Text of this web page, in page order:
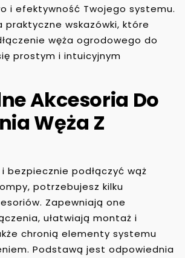
i efektywność Twojego systemu.
praktyczne wskazówki, które
węża ogrodowego do
prostym i intuicyjnym
Akcesoria Do
Węża Z
bezpiecznie podłączyć wąż
potrzebujesz kilku
Zapewniają one
ułatwiają montaż i
chronią elementy systemu
Podstawą jest odpowiednia